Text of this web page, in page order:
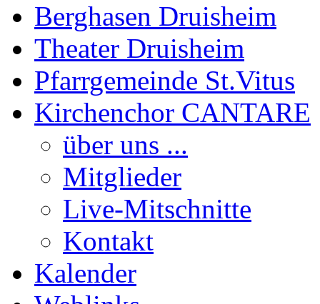
Berghasen Druisheim
Theater Druisheim
Pfarrgemeinde St.Vitus
Kirchenchor CANTARE
über uns ...
Mitglieder
Live-Mitschnitte
Kontakt
Kalender